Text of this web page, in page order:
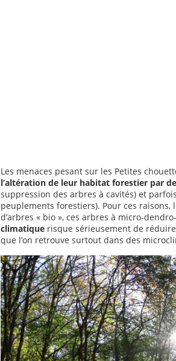
Les menaces pesant sur les Petites
l’altération de leur habitat forestier par
suppression des arbres à cavités) et
peuplements forestiers). Pour ces
d’arbres « bio », ces arbres à micro-
climatique risque sérieusement de
que l’on retrouve surtout dans des